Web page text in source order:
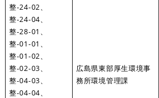
整-24-02、
整-24-04、
整-28-01、
整-01-01、
整-01-02、
整-02-03、
整-04-03、
整-04-04、
広島県東部厚生環境事
務所環境管理課